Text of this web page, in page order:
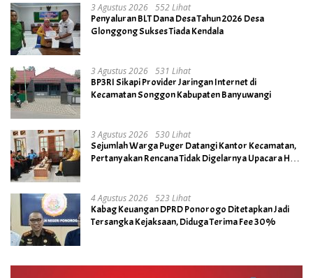
3 Agustus 2026 552 Lihat
Penyaluran BLT Dana Desa Tahun 2026 Desa
Glonggong Sukses Tiada Kendala
3 Agustus 2026 531 Lihat
BP3RI Sikapi Provider Jaringan Internet di
Kecamatan Songgon Kabupaten Banyuwangi
3 Agustus 2026 530 Lihat
Sejumlah Warga Puger Datangi Kantor Kecamatan,
Pertanyakan Rencana Tidak Digelarnya Upacara HUT
4 Agustus 2026 523 Lihat
Kabag Keuangan DPRD Ponorogo Ditetapkan Jadi
Tersangka Kejaksaan, Diduga Terima Fee 30%